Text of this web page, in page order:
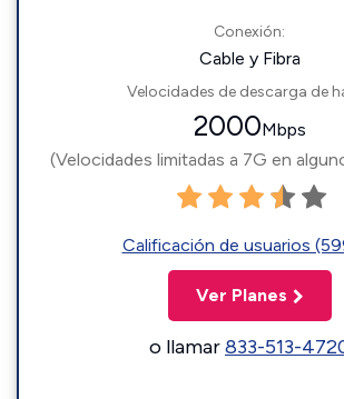
Conexión:
Cable y Fibra
Velocidades de descarga de
2000Mbps
(Velocidades limitadas a 7G en
Calificación de usuarios
Ver Planes
o llamar833-513-